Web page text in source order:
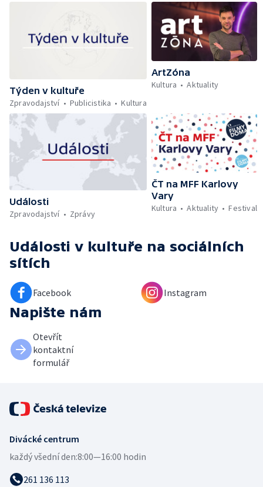
Týden v kultuře
Zpravodajství
Publicistika Kultura
ArtZóna
Kultura
Aktuality
Události
Zpravodajství
Zprávy
ČT na MFF Karlovy
Vary
Kultura
Aktuality Festival
Události v kultuře na sociálních
sítích
Facebook Instagram
Napište nám
Otevřít
kontaktní
formulář
Divácké centrum
každý všední den:8:00—16:00 hodin
261 136 113